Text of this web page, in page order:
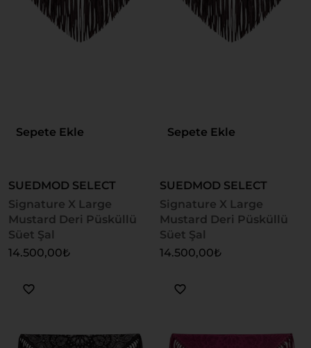
Sepete Ekle
SUEDMOD SELECT
Signature X Large
Mustard Deri Püsküllü
Süet Şal
14.500,00₺
Sepete Ekle
SUEDMOD SELECT
Signature X Large
Mustard Deri Püsküllü
Süet Şal
14.500,00₺